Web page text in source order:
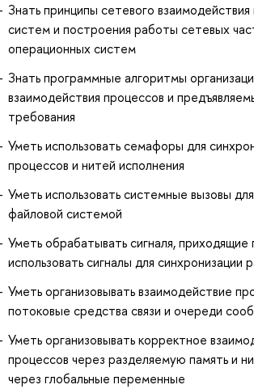
Знать принципы сетевого
систем и построения работы сетевых
операционных систем
Знать программные алгоритмы
взаимодействия процессов и
требования
Уметь использовать семафоры для
процессов и нитей исполнения
Уметь использовать системные вызовы
файловой системой
Уметь обрабатывать сигналя, приходящие
использовать сигналы для синхронизации
Уметь организовывать взаимодействие
потоковые средства связи и очереди
Уметь организовывать корректное
процессов через разделяемую память и
через глобальные переменные